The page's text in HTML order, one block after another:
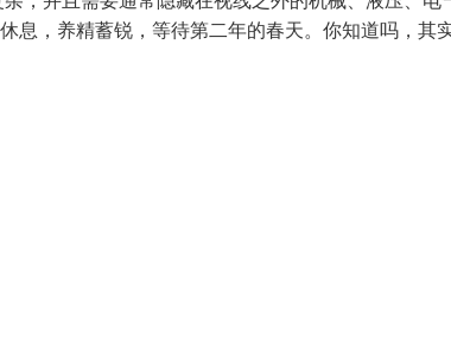
息，养精蓄锐，等待第二年的春天。你知道吗，其